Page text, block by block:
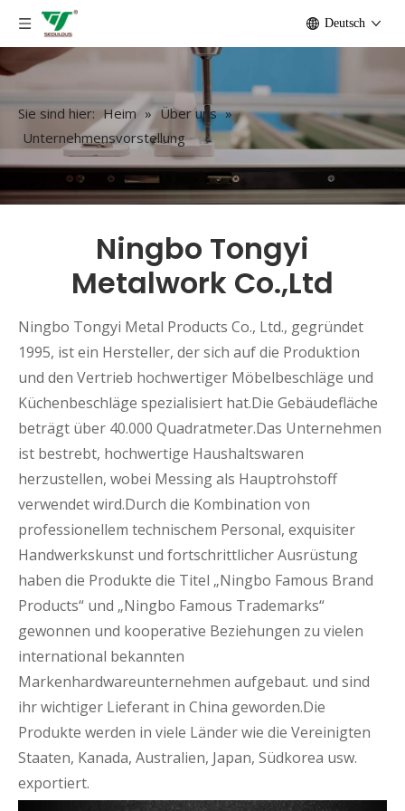
Deutsch
Sie sind hier: Heim » Über uns »
Unternehmensvorstellung
Ningbo Tongyi
Metalwork Co.,Ltd
Ningbo Tongyi Metal Products Co., Ltd., gegründet
1995, ist ein Hersteller, der sich auf die Produktion
und den Vertrieb hochwertiger Möbelbeschläge und
Küchenbeschläge spezialisiert hat.Die Gebäudefläche
beträgt über 40.000 Quadratmeter.Das Unternehmen
ist bestrebt, hochwertige Haushaltswaren
herzustellen, wobei Messing als Hauptrohstoff
verwendet wird.Durch die Kombination von
professionellem technischem Personal, exquisiter
Handwerkskunst und fortschrittlicher Ausrüstung
haben die Produkte die Titel „Ningbo Famous Brand
Products“ und „Ningbo Famous Trademarks“
gewonnen und kooperative Beziehungen zu vielen
international bekannten
Markenhardwareunternehmen aufgebaut. und sind
ihr wichtiger Lieferant in China geworden.Die
Produkte werden in viele Länder wie die Vereinigten
Staaten, Kanada, Australien, Japan, Südkorea usw.
exportiert.